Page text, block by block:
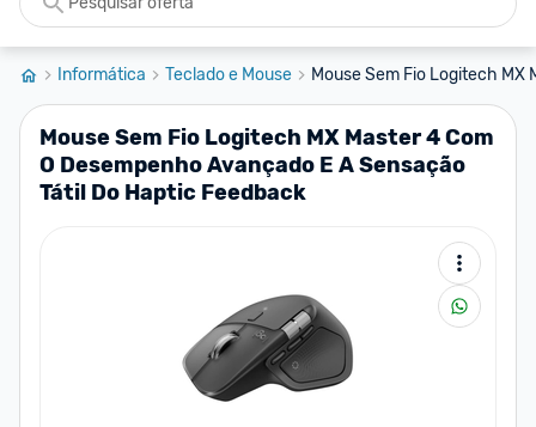
Informática Teclado e Mouse Mouse Sem Fio Logitech MX
Mouse Sem Fio Logitech MX Master 4 Com
O Desempenho Avançado E A Sensação
Tátil Do Haptic Feedback